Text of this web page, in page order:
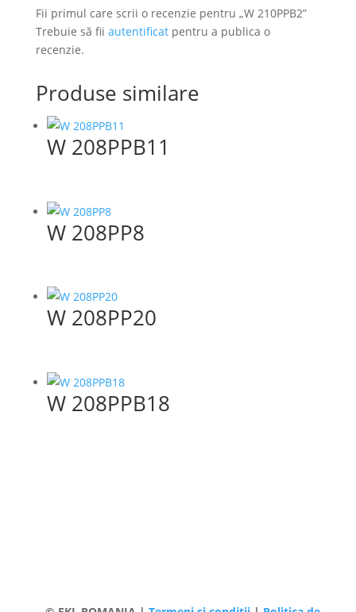
Fii primul care scrii o recenzie pentru „W 210PPB2”
Trebuie să fii autentificatpentru a publica o
recenzie.
Produse similare
W 208PPB11
W 208PP8
W 208PP20
W 208PPB18